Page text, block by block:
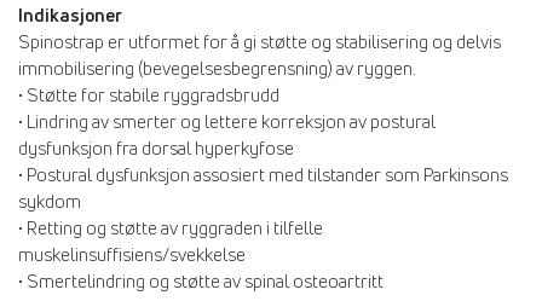
Indikasjoner
Spinostrap er utformet for å gi støtte og stabilisering og delvis
immobilisering (bevegelsesbegrensning) av ryggen.
• Støtte for stabile ryggradsbrudd
• Lindring av smerter og lettere korreksjon av postural
dysfunksjon fra dorsal hyperkyfose
• Postural dysfunksjon assosiert med tilstander som Parkinsons
sykdom
• Retting og støtte av ryggraden i tilfelle
muskelinsuffisiens/svekkelse
• Smertelindring og støtte av spinal osteoartritt